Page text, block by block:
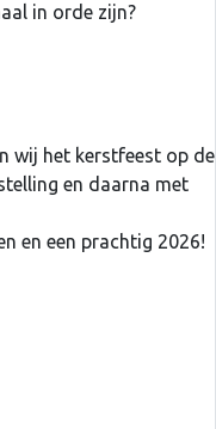
in orde zijn?
wij het kerstfeest op de
en daarna met
en een prachtig 2026!